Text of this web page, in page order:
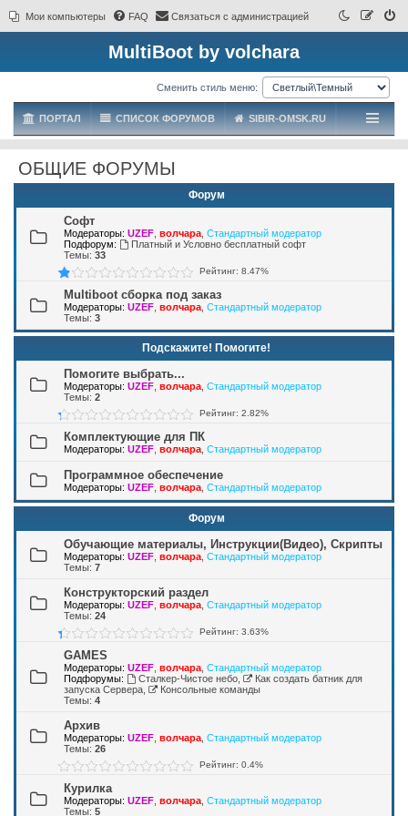
Мои компьютеры FAQ Связаться с администрацией
MultiBoot by volchara
Сменить стиль меню:
ПОРТАЛ СПИСОК ФОРУМОВ SIBIR-OMSK.RU
ОБЩИЕ ФОРУМЫ
Форум
Софт
Модераторы: UZEF волчара Стандартный модератор
Подфорум:
Платный и Условно бесплатный софт
Темы: 33
Рейтинг: 8.47%
Multiboot сборка под заказ
Модераторы: UZEF волчара Стандартный модератор
Темы: 3
Подскажите! Помогите!
Помогите выбрать...
Модераторы: UZEF волчара Стандартный модератор
Темы: 2
Рейтинг: 2.82%
Комплектующие для ПК
Модераторы: UZEF волчара Стандартный модератор
Программное обеспечение
Модераторы: UZEF волчара Стандартный модератор
Форум
Обучающие материалы, Инструкции(Видео), Скрипты
Модераторы: UZEF волчара Стандартный модератор
Темы: 7
Конструкторский раздел
Модераторы: UZEF волчара Стандартный модератор
Темы: 24
Рейтинг: 3.63%
GAMES
Модераторы: UZEF волчара Стандартный модератор
Подфорумы:
Сталкер-Чистое небо,
Как создать батник для
запуска Сервера
Консольные команды
Темы: 4
Архив
Модераторы: UZEF волчара Стандартный модератор
Темы: 26
Рейтинг: 0.4%
Курилка
Модераторы: UZEF волчара Стандартный модератор
Темы: 5